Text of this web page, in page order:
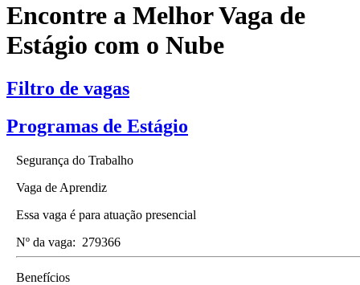
Encontre a Melhor Vaga de
Estágio com o Nube
Filtro de vagas
Programas de Estágio
Segurança do Trabalho
Vaga de Aprendiz
Essa vaga é para atuação presencial
Nº da vaga: 279366
Benefícios